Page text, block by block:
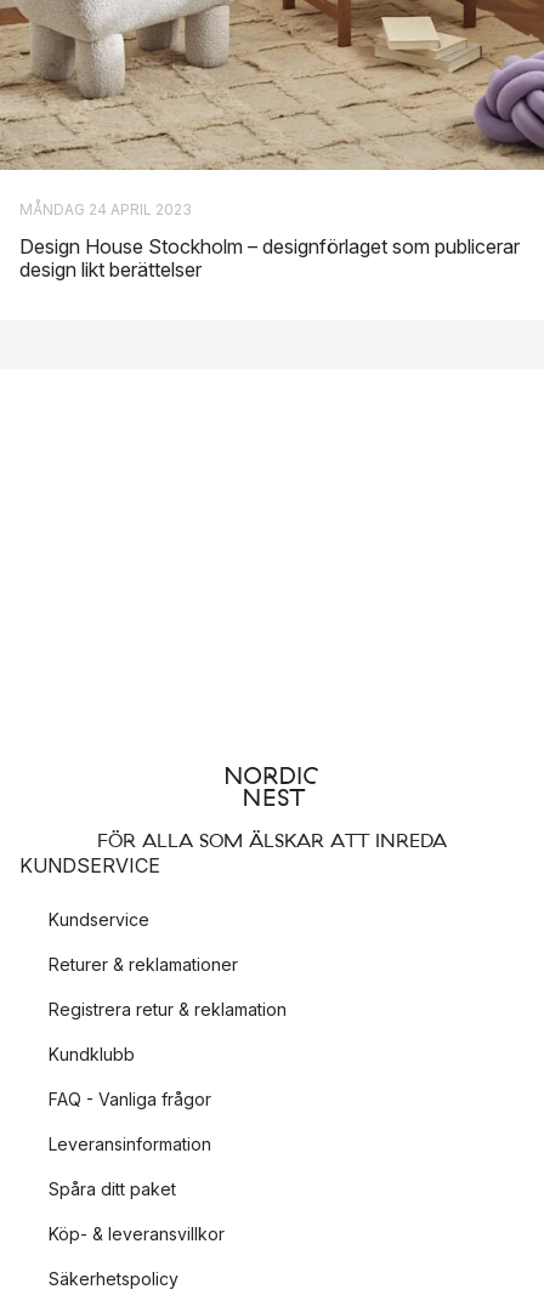
MÅNDAG 24 APRIL 2023
Design House Stockholm – designförlaget som publicerar
design likt berättelser
FÖR ALLA SOM ÄLSKAR ATT INREDA
KUNDSERVICE
Kundservice
Returer & reklamationer
Registrera retur & reklamation
Kundklubb
FAQ - Vanliga frågor
Leveransinformation
Spåra ditt paket
Köp- & leveransvillkor
Säkerhetspolicy